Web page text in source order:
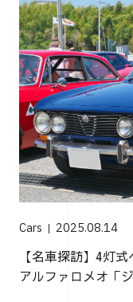
Cars 2025.08.14
【名車探訪】4灯
アルファロメオ「